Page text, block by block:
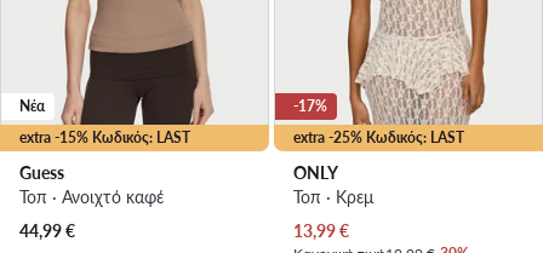
extra -15% Κωδικός: LAST
Νέα
Guess
Τοπ · Ανοιχτό καφέ
44,99€
extra -25% Κωδικός: LAST
-17%
ONLY
Τοπ · Κρεμ
Τρέχουσα τιμή
13,99€